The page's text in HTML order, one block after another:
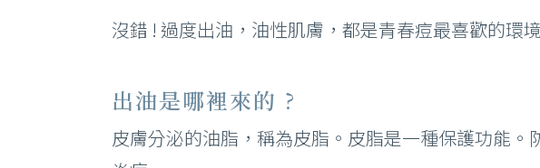
沒錯 ! 過度出油，油性肌膚，都是青春痘最喜歡的環
出油是哪裡來的 ?
皮膚分泌的油脂，稱為皮脂。皮脂是一種保護功能